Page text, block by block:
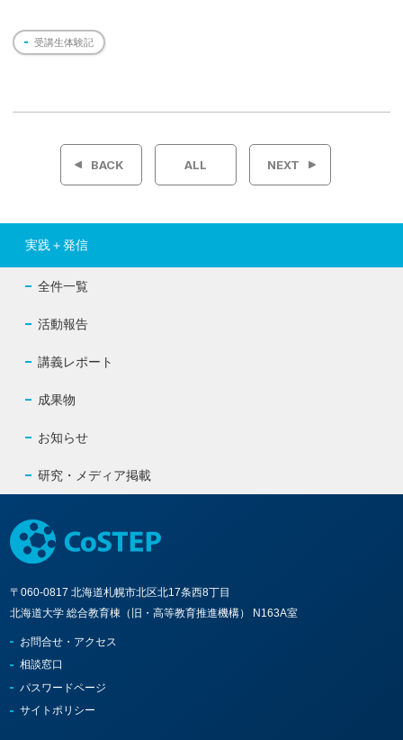
受講生体験記
投
ビ
ゲ
BACK ALL NEXT
実践＋発信
全件一覧
活動報告
講義レポート
成果物
お知らせ
研究・メディア掲載
〒060-0817 北海道札幌市北区北17条西8丁目
北海道大学 総合教育棟（旧・高等教育推進機構） N163A室
お問合せ・アクセス
相談窓口
パスワードページ
サイトポリシー